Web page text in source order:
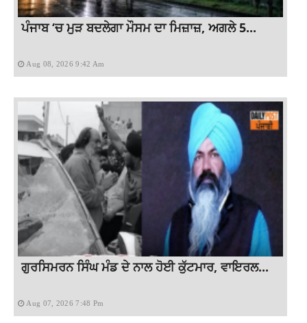
ਪੰਜਾਬ ‘ਚ ਮੁੜ ਬਦਲੇਗਾ ਮੌਸਮ ਦਾ ਮਿਜ਼ਾਜ਼, ਅਗਲੇ 5...
Aug 08, 2026 9:42 Am
ਗੁਰਸਿਮਰਨ ਸਿੰਘ ਮੰਡ ਦੇ ਨਾਲ ਹੋਈ ਕੁੱਟਮਾਰ, ਵਾਇਰਲ...
Aug 07, 2026 7:48 Pm